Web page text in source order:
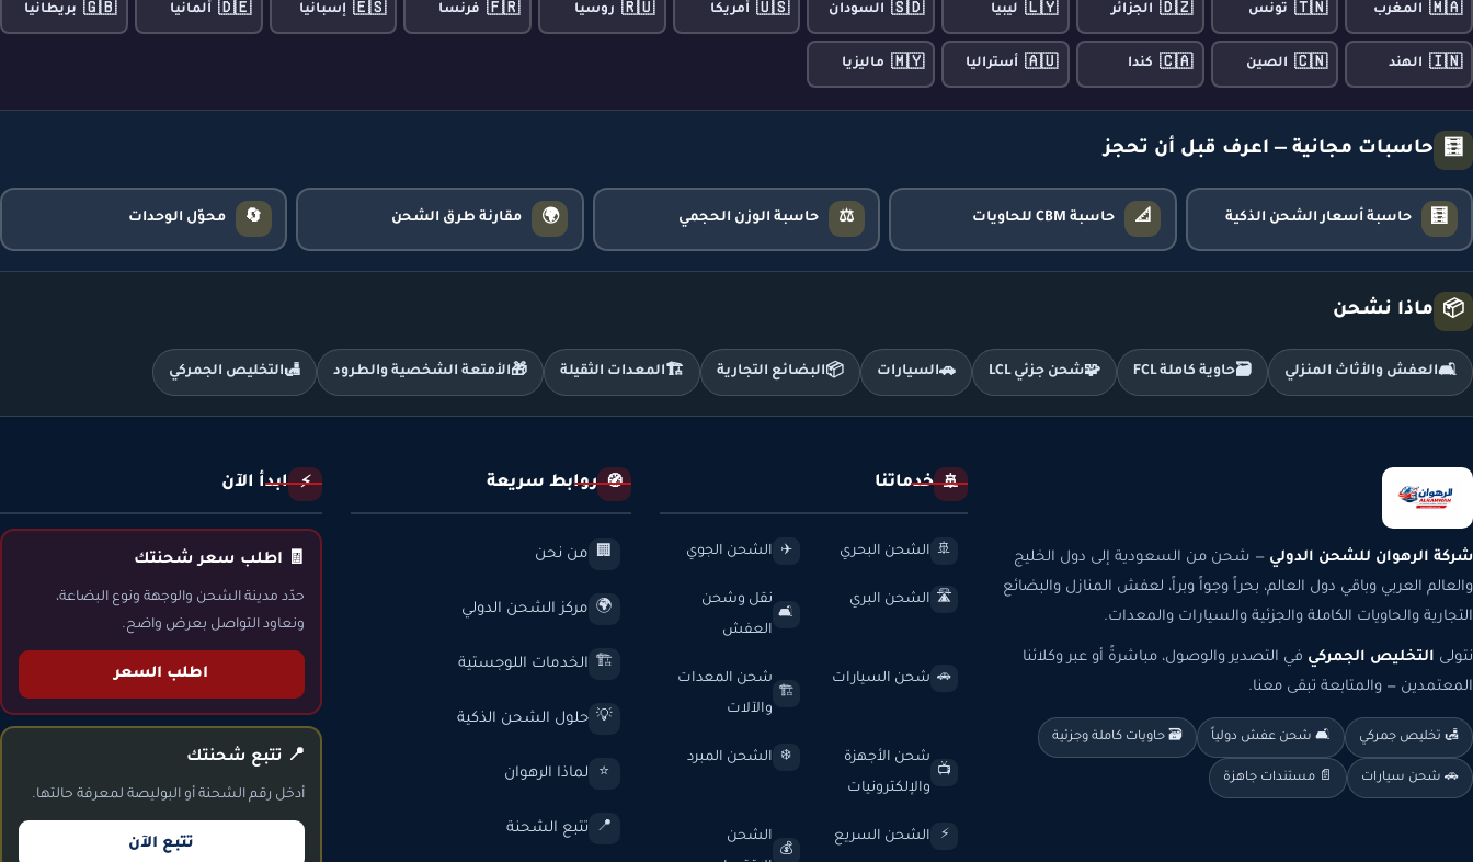
🇲🇦 المغرب 🇹🇳 تونس 🇩🇿 الجزائر 🇱🇾 ليبيا 🇸🇩 السودان 🇺🇸 أمريكا 🇷🇺 روسيا 🇫🇷 فرنسا 🇪🇸 إسبانيا 🇩🇪 ألمانيا 🇬🇧 بريطانيا
🇮🇳 الهند 🇨🇳 الصين 🇨🇦 كندا 🇦🇺 أستراليا 🇲🇾 ماليزيا
🧮 حاسبات مجانية — اعرف قبل أن تحجز
🧮 حاسبة أسعار الشحن الذكية 📐 حاسبة CBM للحاويات ⚖️ حاسبة الوزن الحجمي 🌍 مقارنة طرق الشحن 🔄 محوّل الوحدات
📦 ماذا نشحن
🛋️العفش والأثاث المنزلي 🗃️حاوية كاملة FCL 🧩شحن جزئي LCL 🚗السيارات 📦البضائع التجارية 🏗️المعدات الثقيلة 🎁الأمتعة الشخصية والطرود 🛃التخليص الجمركي
شركة الرهوان للشحن الدولي — شحن من السعودية إلى دول الخليج
والعالم العربي وباقي دول العالم، بحراً وجواً وبراً، لعفش المنازل والبضائع
التجارية والحاويات الكاملة والجزئية والسيارات والمعدات.
نتولى التخليص الجمركي في التصدير والوصول، مباشرةً أو عبر وكلائنا
المعتمدين — والمتابعة تبقى معنا.
🛃 تخليص جمركي 🛋️ شحن عفش دولياً 🗃️ حاويات كاملة وجزئية
🚗 شحن سيارات 📄 مستندات جاهزة
🚢 خدماتنا
🚢 الشحن البحري ✈️ الشحن الجوي
🛣️ الشحن البري
🛋️
نقل وشحن
العفش
🚗 شحن السيارات
🏗️
شحن المعدات
والآلات
📺
شحن الأجهزة
والإلكترونيات
❄️ الشحن المبرد
⚡ الشحن السريع
💰
الشحن
🧭 روابط سريعة
🏢 من نحن
🌍 مركز الشحن الدولي
🏗️ الخدمات اللوجستية
💡 حلول الشحن الذكية
⭐ لماذا الرهوان
📍 تتبع الشحنة
⚡ ابدأ الآن
🧾 اطلب سعر شحنتك
حدّد مدينة الشحن والوجهة ونوع البضاعة،
ونعاود التواصل بعرض واضح.
اطلب السعر
📍 تتبع شحنتك
أدخل رقم الشحنة أو البوليصة لمعرفة حالتها.
تتبع الآن